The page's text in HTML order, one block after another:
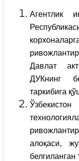
Агентлик
Давлат
ДУКнинг
таркибига
алоқаси,